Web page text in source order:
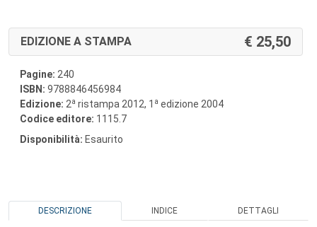
EDIZIONE A STAMPA 25,50
Pagine: 240
ISBN: 9788846456984
Edizione: 2a ristampa 2012, 1 a edizione 2004
Codice editore: 1115.7
Disponibilità: Esaurito
DESCRIZIONE INDICE DETTAGLI